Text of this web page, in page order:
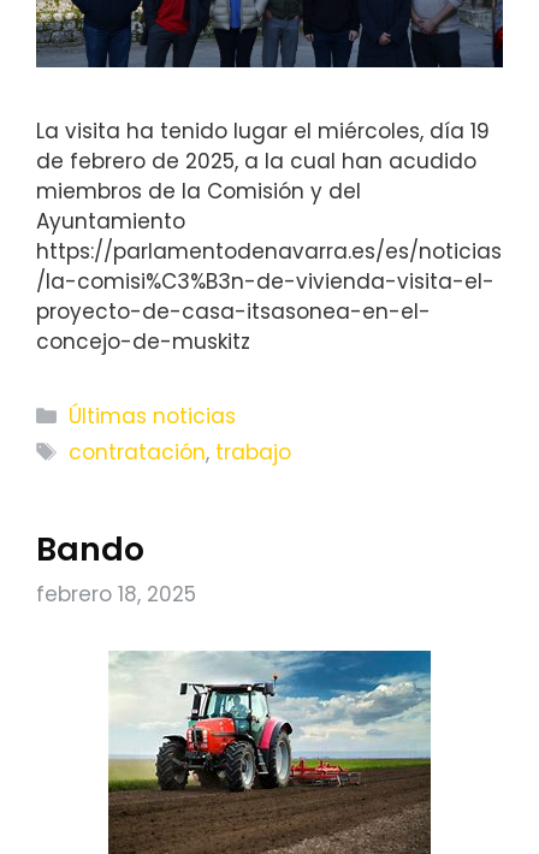
La visita ha tenido lugar el miércoles, día 19
de febrero de 2025, a la cual han acudido
miembros de la Comisión y del
Ayuntamiento
https://parlamentodenavarra.es/es/noticias
/la-comisi%C3%B3n-de-vivienda-visita-el-
proyecto-de-casa-itsasonea-en-el-
concejo-de-muskitz
Categorías
Últimas noticias
Etiquetas
contratación, trabajo
Bando
febrero 18, 2025